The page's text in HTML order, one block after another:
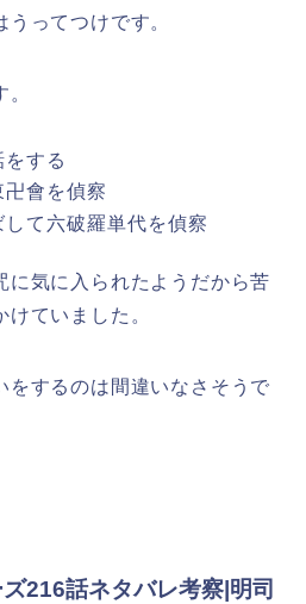
ってつけです。
する
會を偵察
て六破羅単代を偵察
に気に入られたようだから苦
ていました。
をするのは間違いなさそうで
216話ネタバレ考察|明司